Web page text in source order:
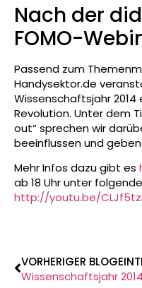
Nach der
FOMO-
Passend zum
Handysektor.de
Wissenschaftsjahr
Revolution. Unter dem
out“ sprechen wir
beeinflussen und
Mehr Infos dazu gibt es
ab 18 Uhr unter
http://youtu.be/